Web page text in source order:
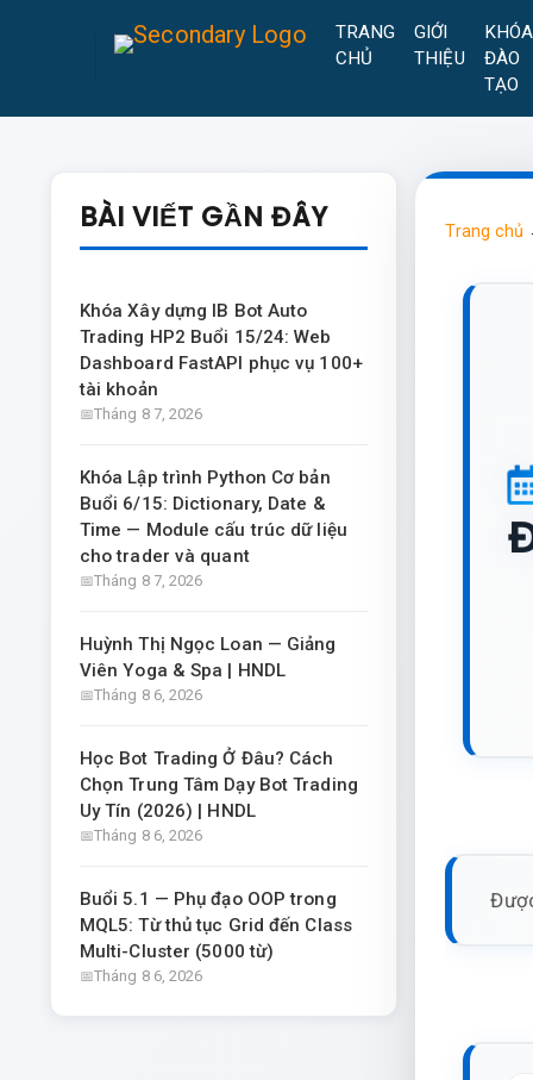
TRANG
CHỦ
GIỚI
THIỆU
KHÓA
ĐÀO
TẠO
BÀI VIẾT GẦN ĐÂY
Khóa Xây dựng IB Bot Auto
Trading HP2 Buổi 15/24: Web
Dashboard FastAPI phục vụ 100+
tài khoản
Tháng 8 7, 2026
Khóa Lập trình Python Cơ bản
Buổi 6/15: Dictionary, Date &
Time — Module cấu trúc dữ liệu
cho trader và quant
Tháng 8 7, 2026
Huỳnh Thị Ngọc Loan — Giảng
Viên Yoga & Spa | HNDL
Tháng 8 6, 2026
Học Bot Trading Ở Đâu? Cách
Chọn Trung Tâm Dạy Bot Trading
Uy Tín (2026) | HNDL
Tháng 8 6, 2026
Buổi 5.1 — Phụ đạo OOP trong
MQL5: Từ thủ tục Grid đến Class
Multi-Cluster (5000 từ)
Tháng 8 6, 2026
Trang chủ